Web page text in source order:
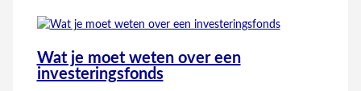
Wat je moet weten over een
investeringsfonds